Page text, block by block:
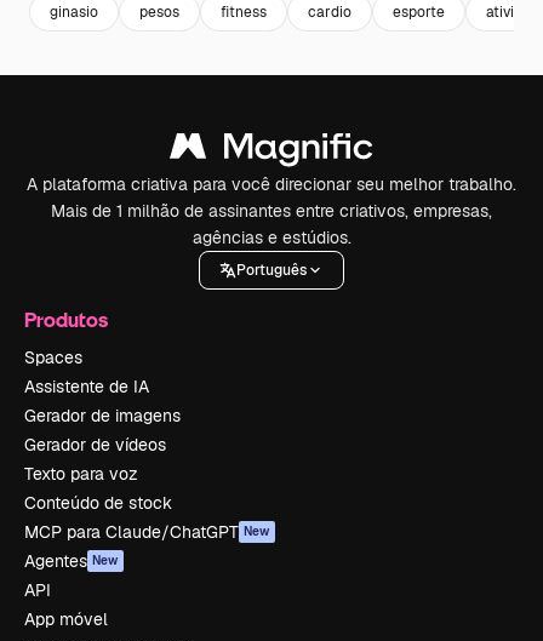
ginasio pesos fitness cardio esporte
A plataforma criativa para você direcionar seu melhor trabalho.
Mais de 1 milhão de assinantes entre criativos, empresas,
agências e estúdios.
Português
Produtos
Spaces
Assistente de IA
Gerador de imagens
Gerador de vídeos
Texto para voz
Conteúdo de stock
MCP para Claude/ChatGPT New
Agentes New
API
App móvel